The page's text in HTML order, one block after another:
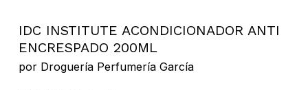
IDC INSTITUTE ACONDICIONADOR ANTI
ENCRESPADO 200ML
por Droguería Perfumería García